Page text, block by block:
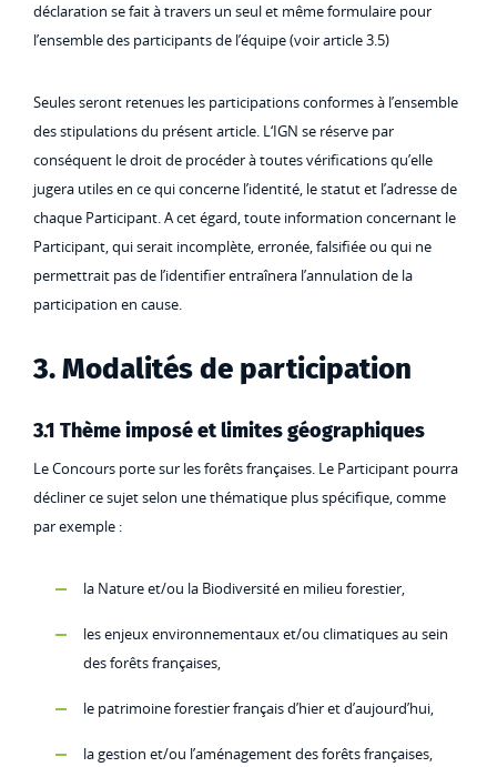
déclaration se fait à travers un seul et même formulaire pour
l’ensemble des participants de l’équipe (voir article 3.5)
Seules seront retenues les participations conformes à l’ensemble
des stipulations du présent article. L‘IGN se réserve par
conséquent le droit de procéder à toutes vérifications qu’elle
jugera utiles en ce qui concerne l’identité, le statut et l’adresse de
chaque Participant. A cet égard, toute information concernant le
Participant, qui serait incomplète, erronée, falsifiée ou qui ne
permettrait pas de l’identifier entraînera l’annulation de la
participation en cause.
3. Modalités de participation
3.1 Thème imposé et limites géographiques
Le Concours porte sur les forêts françaises. Le Participant pourra
décliner ce sujet selon une thématique plus spécifique, comme
par exemple :
la Nature et/ou la Biodiversité en milieu forestier,
les enjeux environnementaux et/ou climatiques au sein
des forêts françaises,
le patrimoine forestier français d’hier et d’aujourd’hui,
la gestion et/ou l’aménagement des forêts françaises,